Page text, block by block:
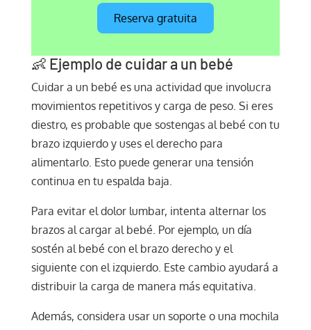
Reserva gratuita
👶 Ejemplo de cuidar a un bebé
Cuidar a un bebé es una actividad que involucra
movimientos repetitivos y carga de peso. Si eres
diestro, es probable que sostengas al bebé con tu
brazo izquierdo y uses el derecho para
alimentarlo. Esto puede generar una tensión
continua en tu espalda baja.
Para evitar el dolor lumbar, intenta alternar los
brazos al cargar al bebé. Por ejemplo, un día
sostén al bebé con el brazo derecho y el
siguiente con el izquierdo. Este cambio ayudará a
distribuir la carga de manera más equitativa.
Además, considera usar un soporte o una mochila